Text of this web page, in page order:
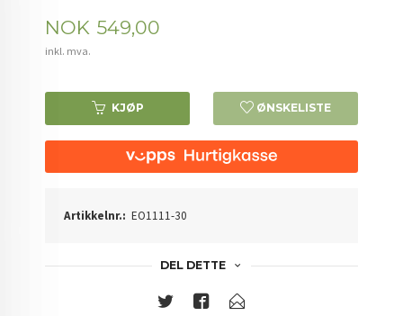
Pris
NOK 549,00
inkl. mva.
KJØP ØNSKELISTE
Artikkelnr.: EO1111-30
DEL DETTE